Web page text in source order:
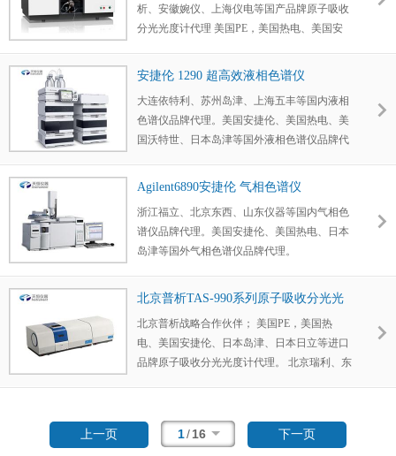
析、安徽婉仪、上海仪电等国产品牌原子吸收
分光光度计代理 美国PE，美国热电、美国安
收分光光度计代理。
安捷伦 1290 超高效液相色谱仪
大连依特利、苏州岛津、上海五丰等国内液相
色谱仪品牌代理。美国安捷伦、美国热电、美
国沃特世、日本岛津等国外液相色谱仪品牌代
Agilent6890安捷伦 气相色谱仪
浙江福立、北京东西、山东仪器等国内气相色
谱仪品牌代理。美国安捷伦、美国热电、日本
岛津等国外气相色谱仪品牌代理。
北京普析TAS-990系列原子吸收分光光
度计
北京普析战略合作伙伴； 美国PE，美国热
电、美国安捷伦、日本岛津、日本日立等进口
品牌原子吸收分光光度计代理。 北京瑞利、东
上一页 1/16 下一页